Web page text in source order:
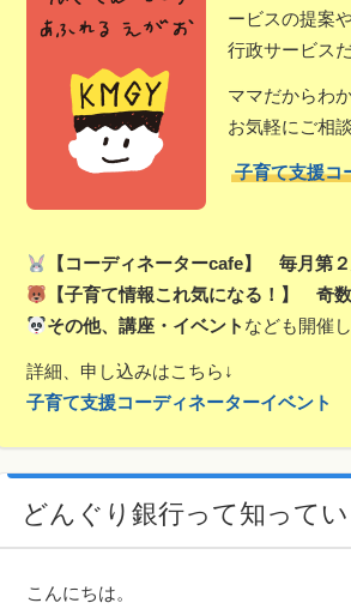
ービスの提案
行政サービス
ママだからわ
お気軽にご相
子育て支援コ
【コーディネーターcafe】 毎月第
【子育て情報これ気になる！】 奇
その他、講座・イベント なども開催
詳細、申し込みはこちら↓
子育て支援コーディネーターイベント
どんぐり銀行って知って
こんにちは。